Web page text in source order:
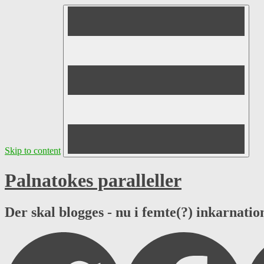
Skip to content
Palnatokes paralleller
Der skal blogges - nu i femte(?)